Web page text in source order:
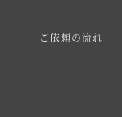
ご依頼の流れ